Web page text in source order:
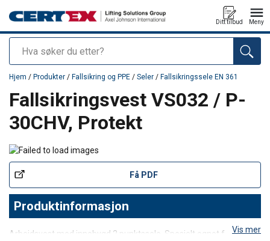
Søk
Ditt tilbud Meny
Produkt lagt i din handlekurv
Hjem / Produkter / Fallsikring og PPE / Seler / Fallsikringssele EN 361
Fallsikringsvest VS032 / P-
30CHV, Protekt
Få PDF
Produktinformasjon
Arbeidsvest med innebygd 2 punktssele. Spesielt egnet forVis mer